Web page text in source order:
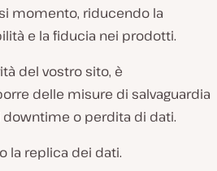
momento, riducendo la
e la fiducia nei prodotti.
del vostro sito, è
delle misure di salvaguardia
o perdita di dati.
la replica dei dati.